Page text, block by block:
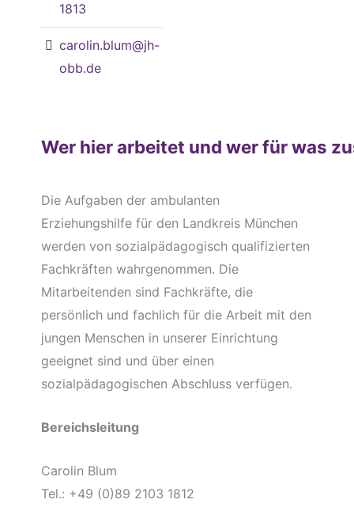
1813
carolin.blum@jh-
obb.de
Wer hier arbeitet und wer für was
Die Aufgaben der ambulanten
Erziehungshilfe für den Landkreis München
werden von sozialpädagogisch qualifizierten
Fachkräften wahrgenommen. Die
Mitarbeitenden sind Fachkräfte, die
persönlich und fachlich für die Arbeit mit den
jungen Menschen in unserer Einrichtung
geeignet sind und über einen
sozialpädagogischen Abschluss verfügen.
Bereichsleitung
Carolin Blum
Tel.: +49 (0)89 2103 1812